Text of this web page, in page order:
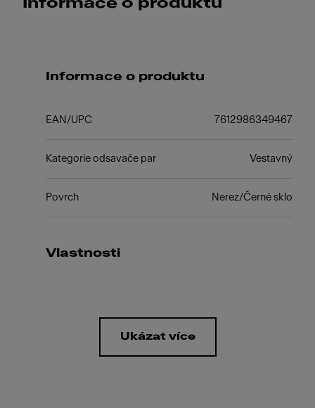
Informace o produktu
Informace o produktu
EAN/UPC 7612986349467
Kategorie odsavače par Vestavný
Povrch Nerez/Černé sklo
Vlastnosti
Ukázat více